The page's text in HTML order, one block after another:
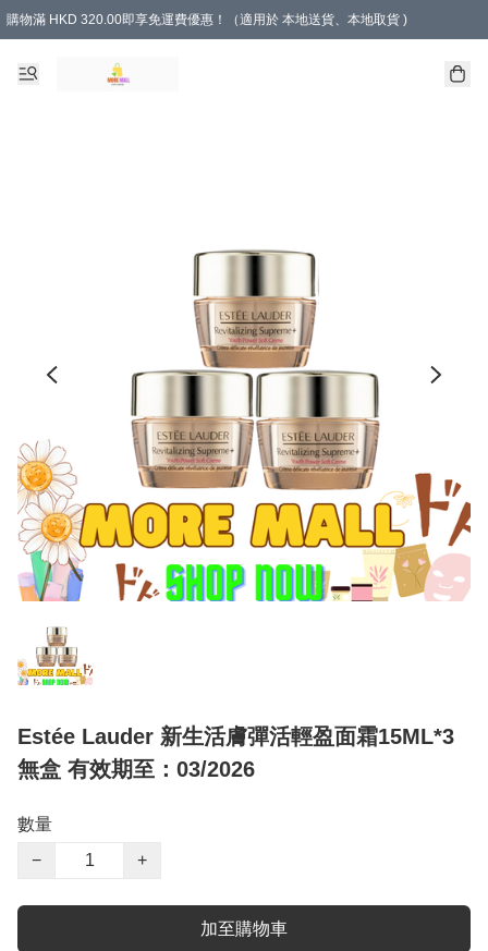
購物滿 HKD 320.00即享免運費優惠！（適用於 本地送貨、本地取貨 )
Estée Lauder 新生活膚彈活輕盈面霜15ML*3
無盒 有效期至：03/2026
數量
−
+
加至購物車